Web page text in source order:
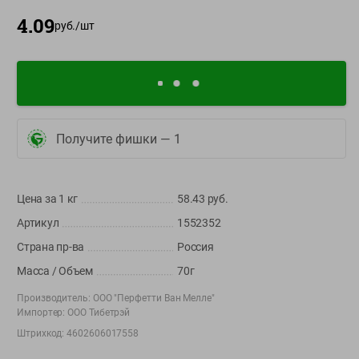
+375 44 560-60-61
Call-центр работает с 9:00 до 21:00 ежедневно
shop@green-market.by
Пишите нам свои вопросы, предложения и комментарии
4.09руб./шт
Получите фишки — 1
Цена за 1 кг 58.43 руб.
Артикул
1552352
Страна пр-ва
Россия
Масса / Объем
70г
Производитель: ООО "Перфетти Ван Мелле"
Импортер: ООО Тибетрэй
Штрихкод:4602606017558